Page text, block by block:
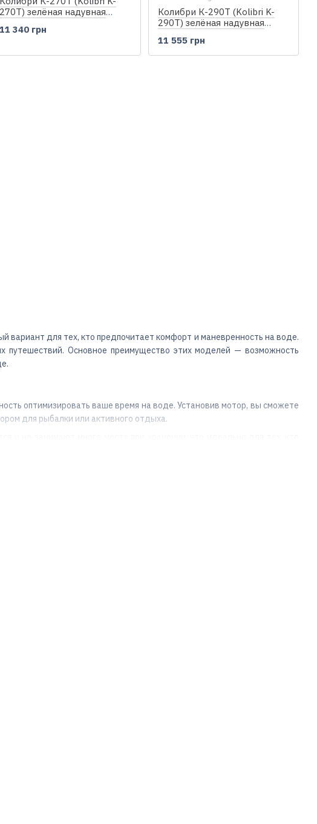
вариант для тех, кто предпочитает комфорт и маневренность на воде.
Основное преимущество этих моделей — возможность
оптимизировать ваше время на воде. Установив мотор, вы сможете
для рыбалки или активного отдыха.
270T) зелёная надувная
11 340 грн
Колибри К-290Т (Kolibri K-
290T) зелёная надувная
11 555 грн